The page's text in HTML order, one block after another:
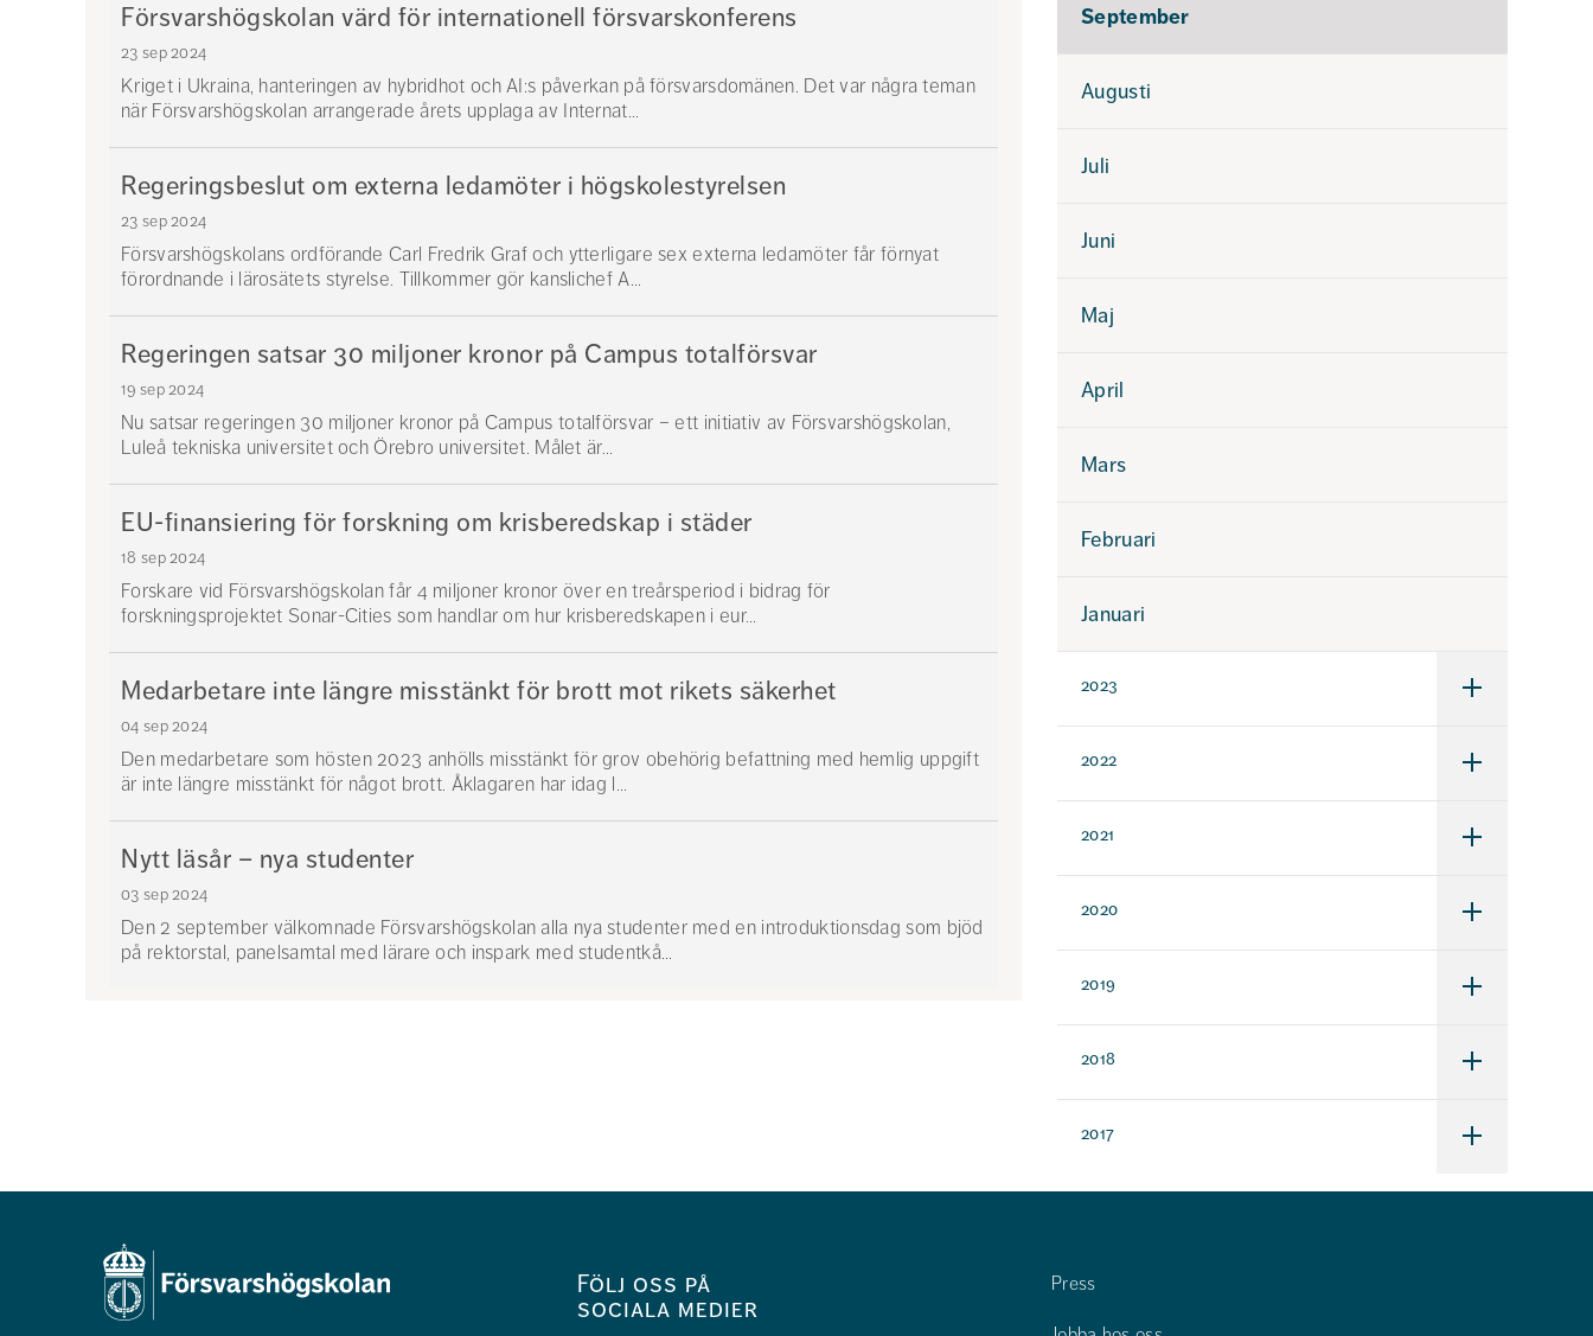
Försvarshögskolan värd för internationell försvarskonferens
23 sep 2024
Kriget i Ukraina, hanteringen av hybridhot och AI:s påverkan på försvarsdomänen. Det var några teman
när Försvarshögskolan arrangerade årets upplaga av Internat...
Regeringsbeslut om externa ledamöter i högskolestyrelsen
23 sep 2024
Försvarshögskolans ordförande Carl Fredrik Graf och ytterligare sex externa ledamöter får förnyat
förordnande i lärosätets styrelse. Tillkommer gör kanslichef A...
Regeringen satsar 30 miljoner kronor på Campus totalförsvar
19 sep 2024
Nu satsar regeringen 30 miljoner kronor på Campus totalförsvar – ett initiativ av Försvarshögskolan,
Luleå tekniska universitet och Örebro universitet. Målet är...
EU-finansiering för forskning om krisberedskap i städer
18 sep 2024
Forskare vid Försvarshögskolan får 4 miljoner kronor över en treårsperiod i bidrag för
forskningsprojektet Sonar-Cities som handlar om hur krisberedskapen i eur...
Medarbetare inte längre misstänkt för brott mot rikets säkerhet
04 sep 2024
Den medarbetare som hösten 2023 anhölls misstänkt för grov obehörig befattning med hemlig uppgift
är inte längre misstänkt för något brott. Åklagaren har idag l...
Nytt läsår – nya studenter
03 sep 2024
Den 2 september välkomnade Försvarshögskolan alla nya studenter med en introduktionsdag som bjöd
på rektorstal, panelsamtal med lärare och inspark med studentkå...
September
Augusti
Juli
Juni
Maj
April
Mars
Februari
Januari
2023
Undermeny
2022
Undermeny
2021
Undermeny
2020
Undermeny
2019
Undermeny
2018
Undermeny
2017
Undermeny
Följ oss på
sociala medier
Press